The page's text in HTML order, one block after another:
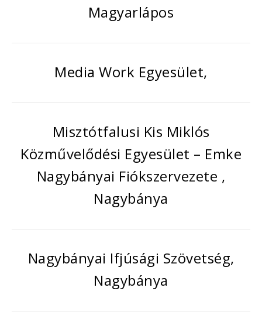
Magyarlápos
Media Work Egyesület,
Misztótfalusi Kis Miklós
Közművelődési Egyesület – Emke
Nagybányai Fiókszervezete ,
Nagybánya
Nagybányai Ifjúsági Szövetség,
Nagybánya